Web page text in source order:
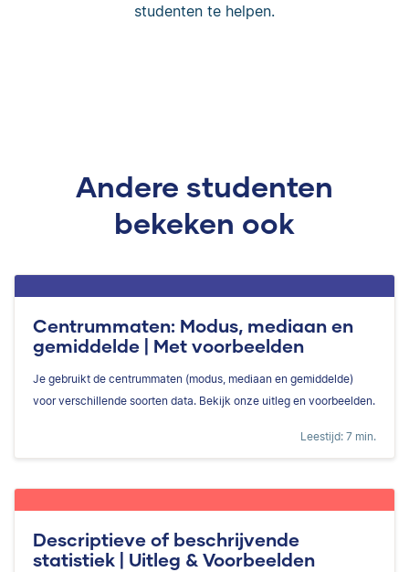
studenten te helpen.
Andere studenten
bekeken ook
Centrummaten: Modus, mediaan en
gemiddelde | Met voorbeelden
Je gebruikt de centrummaten (modus, mediaan en gemiddelde)
voor verschillende soorten data. Bekijk onze uitleg en voorbeelden.
Leestijd: 7 min.
Descriptieve of beschrijvende
statistiek | Uitleg & Voorbeelden